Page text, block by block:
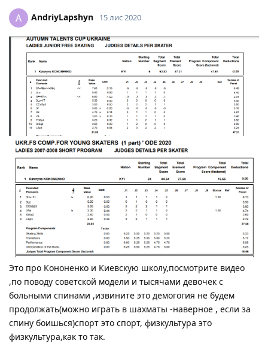
A AndriyLapshyn 15 лис 2020
Это про Кононенко и Киевскую школу,посмотрите видео
,по поводу советской модели и тысячами девочек с
больными спинами ,извините это демогогия не будем
продолжать(можно играть в шахматы -наверное , если за
спину боишься)спорт это спорт, физкультура это
физкультура,как то так.